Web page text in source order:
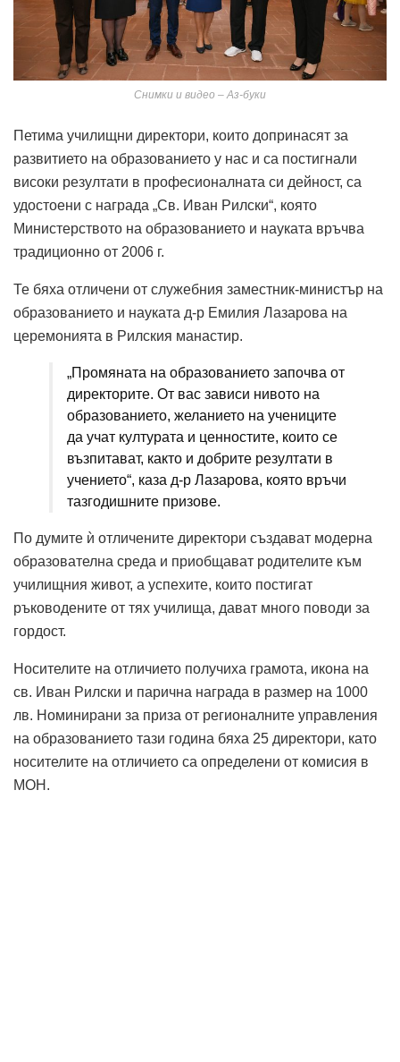
Снимки и видео – Аз-буки
Петима училищни директори, които допринасят за
развитието на образованието у нас и са постигнали
високи резултати в професионалната си дейност, са
удостоени с награда „Св. Иван Рилски“, която
Министерството на образованието и науката връчва
традиционно от 2006 г.
Те бяха отличени от служебния заместник-министър на
образованието и науката д-р Емилия Лазарова на
церемонията в Рилския манастир.
„Промяната на образованието започва от
директорите. От вас зависи нивото на
образованието, желанието на учениците
да учат културата и ценностите, които се
възпитават, както и добрите резултати в
учението“, каза д-р Лазарова, която връчи
тазгодишните призове.
По думите ѝ отличените директори създават модерна
образователна среда и приобщават родителите към
училищния живот, а успехите, които постигат
ръководените от тях училища, дават много поводи за
гордост.
Носителите на отличието получиха грамота, икона на
св. Иван Рилски и парична награда в размер на 1000
лв. Номинирани за приза от регионалните управления
на образованието тази година бяха 25 директори, като
носителите на отличието са определени от комисия в
МОН.